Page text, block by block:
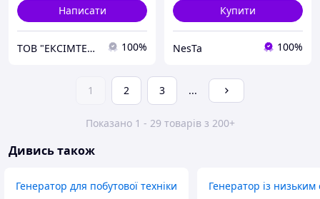
Написати
ТОВ "ЕКСІМТЕК ПЛЮС" 100%
Купити
NesTa 100%
1 2 3 ...
Показано 1 - 29 товарів з 200+
Дивись також
Генератор для побутової техніки Генератор із